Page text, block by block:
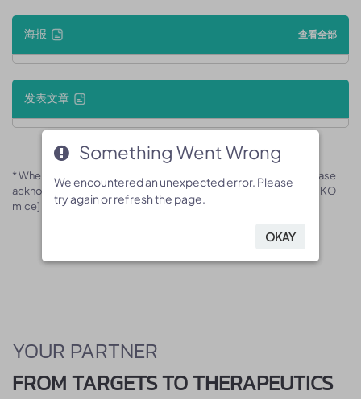
海报 查看全部
发表文章
* When publishing results obtained using this animal model, please
acknowledge the source as follows: The animal model [B-Ikbip KO
mice] (Cat# 170449) was purchased from Biocytogen.
YOUR PARTNER
FROM TARGETS TO THERAPEUTICS
Something Went Wrong
We encountered an unexpected error. Please
try again or refresh the page.
OKAY
Something Went Wrong
We encountered an unexpected error. Please
try again or refresh the page.
OKAY